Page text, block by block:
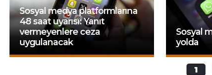
Sosyal medya platformlarına
48 saat uyarısı: Yanıt
vermeyenlere ceza
uygulanacak
Sosyal
yolda
1